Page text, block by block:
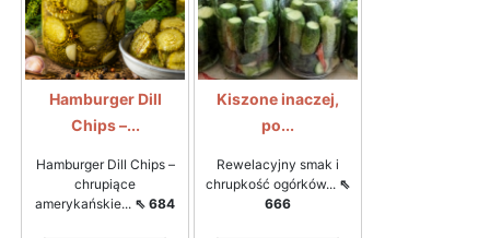
Hamburger Dill
Chips –...
Hamburger Dill Chips –
chrupiące
amerykańskie... ⇖ 684
Kiszone inaczej,
po...
Rewelacyjny smak i
chrupkość ogórków... ⇖
666